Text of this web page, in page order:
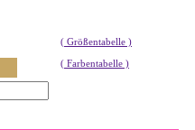
( Größentabelle )
( Farbentabelle )